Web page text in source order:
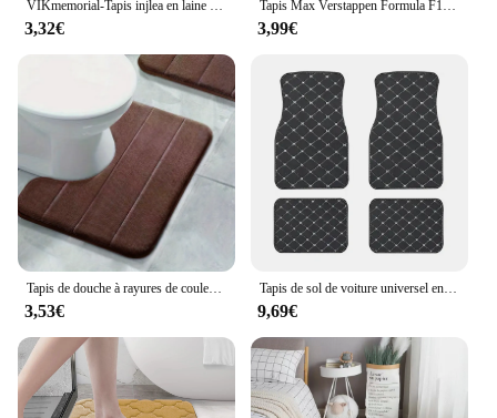
VIKmemorial-Tapis injlea en laine lavable sans doublure, tapis de salon, tapis de chambre d'enfant, degré de embau, 40x60cm
3,32€
Tapis Max Verstappen Formula F1 pour garçons, tapis de course automobile, tapis de garage, chenille, entrée, grand
3,99€
Tapis de douche à rayures de couleur pure, doux, non ald, séchage rapide, virus, salle de bain familiale, salle de bain, bibuleux, toilettes, 1 pièce
3,53€
Tapis de sol de voiture universel en cuir PU imperméable, tapis de protection automatique, ensemble de tapis avant et arrière, accessoires automobiles, 4 pièces
9,69€